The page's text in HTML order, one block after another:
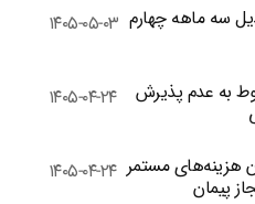
سه ماهه چهارم ۱۴۰۵-۰۵-۰۳
به عدم پذیرش
۱۴۰۵-۰۴-۲۴
هزینه‌های مستمر
پیمان
۱۴۰۵-۰۴-۲۴